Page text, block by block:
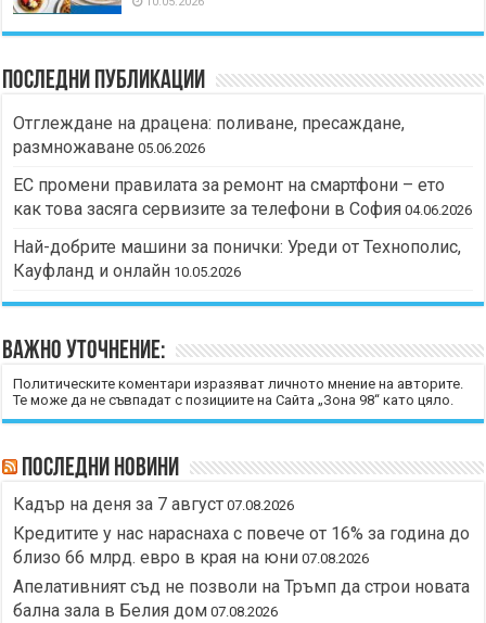
Последни публикации
Отглеждане на драцена: поливане, пресаждане,
размножаване 05.06.2026
ЕС промени правилата за ремонт на смартфони – ето
как това засяга сервизите за телефони в София 04.06.2026
Най-добрите машини за понички: Уреди от Технополис,
Кауфланд и онлайн 10.05.2026
Важно уточнение:
Политическите коментари изразяват личното мнение на авторите.
Те може да не съвпадат с позициите на Сайта „Зона 98“ като цяло.
Последни новини
Кадър на деня за 7 август 07.08.2026
Кредитите у нас нараснаха с повече от 16% за година до
близо 66 млрд. евро в края на юни 07.08.2026
Апелативният съд не позволи на Тръмп да строи новата
бална зала в Белия дом 07.08.2026